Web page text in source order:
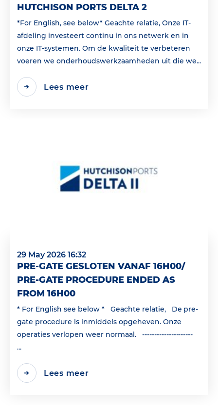
HUTCHISON PORTS DELTA 2
*For English, see below* Geachte relatie, Onze IT-
afdeling investeert continu in ons netwerk en in
onze IT-systemen. Om de kwaliteit te verbeteren
voeren we onderhoudswerkzaamheden uit die we...
Lees meer
29 May 2026 16:32
PRE-GATE GESLOTEN VANAF 16H00/
PRE-GATE PROCEDURE ENDED AS
FROM 16H00
* For English see below * Geachte relatie, De pre-
gate procedure is inmiddels opgeheven. Onze
operaties verlopen weer normaal. ---------------------
...
Lees meer